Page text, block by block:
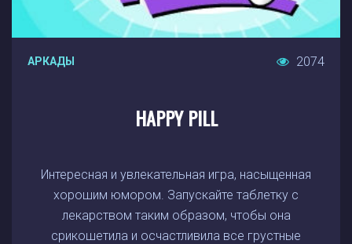
АРКАДЫ 2074
HAPPY PILL
Интересная и увлекательная игра, насыщенная
хорошим юмором. Запускайте таблетку с
лекарством таким образом, чтобы она
срикошетила и осчастливила все грустные